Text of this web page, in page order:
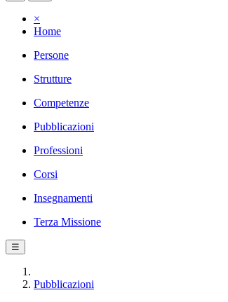
×
Home
Persone
Strutture
Competenze
Pubblicazioni
Professioni
Corsi
Insegnamenti
Terza Missione
☰
Pubblicazioni